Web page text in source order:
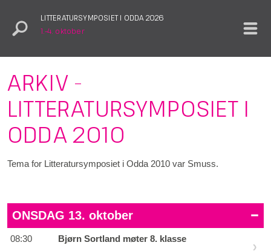
LITTERATURSYMPOSIET I ODDA 2026
1.–4. oktober
ARKIV -
LITTERATURSYMPOSIET I
ODDA 2010
Tema for Litteratursymposiet i Odda 2010 var Smuss.
ONSDAG 13. oktober
08:30 Bjørn Sortland møter 8. klasse